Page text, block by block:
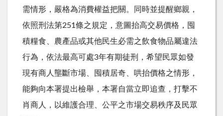
需情形，嚴格為消費權益把關。同時並提醒鄉親，
依照刑法第251條之規定，意圖抬高交易價格，囤
積糧食、農產品或其他民生必需之飲食物品屬違法
行為，依法最高可處3年有期徒刑，希望民眾如發
現有商人壟斷市場、囤積居奇、哄抬價格之情形，
能夠向本署提出檢舉，本署自當立即追查，打擊不
肖商人，以維護合理、公平之市場交易秩序及民眾